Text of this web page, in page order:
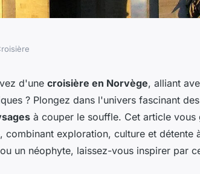
une croisière
villages de
d'une croisière en Norvège, alliant
? Plongez dans l'univers fascinant des
à couper le souffle. Cet article
combinant exploration, culture et détente
un néophyte, laissez-vous inspirer par